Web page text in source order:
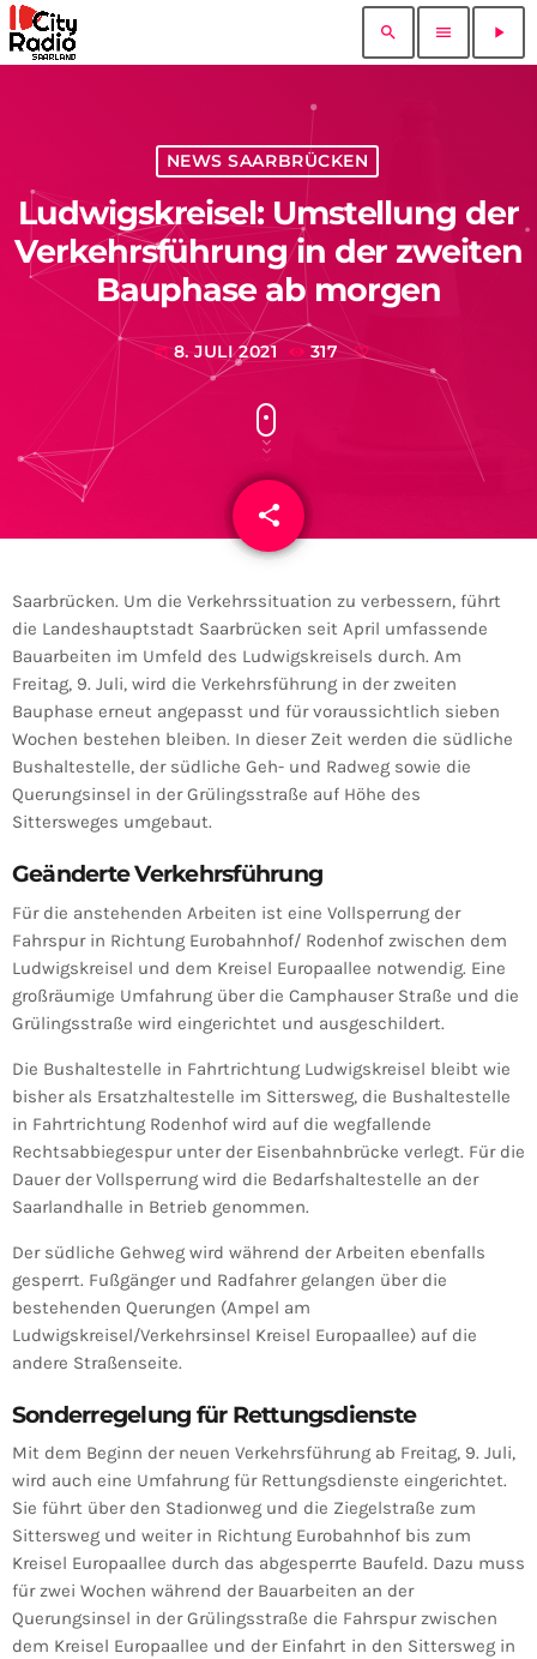
search menu play_arrow
NEWS SAARBRÜCKEN
Ludwigskreisel: Umstellung der
Verkehrsführung in der zweiten
Bauphase ab morgen
today 8. JULI 2021 317
share
email
Saarbrücken. Um die Verkehrssituation zu verbessern, führt
die Landeshauptstadt Saarbrücken seit April umfassende
Bauarbeiten im Umfeld des Ludwigskreisels durch. Am
Freitag, 9. Juli, wird die Verkehrsführung in der zweiten
Bauphase erneut angepasst und für voraussichtlich sieben
Wochen bestehen bleiben. In dieser Zeit werden die südliche
Bushaltestelle, der südliche Geh- und Radweg sowie die
Querungsinsel in der Grülingsstraße auf Höhe des
Sittersweges umgebaut.
Geänderte Verkehrsführung
Für die anstehenden Arbeiten ist eine Vollsperrung der
Fahrspur in Richtung Eurobahnhof/ Rodenhof zwischen dem
Ludwigskreisel und dem Kreisel Europaallee notwendig. Eine
großräumige Umfahrung über die Camphauser Straße und die
Grülingsstraße wird eingerichtet und ausgeschildert.
Die Bushaltestelle in Fahrtrichtung Ludwigskreisel bleibt wie
bisher als Ersatzhaltestelle im Sittersweg, die Bushaltestelle
in Fahrtrichtung Rodenhof wird auf die wegfallende
Rechtsabbiegespur unter der Eisenbahnbrücke verlegt. Für die
Dauer der Vollsperrung wird die Bedarfshaltestelle an der
Saarlandhalle in Betrieb genommen.
Der südliche Gehweg wird während der Arbeiten ebenfalls
gesperrt. Fußgänger und Radfahrer gelangen über die
bestehenden Querungen (Ampel am
Ludwigskreisel/Verkehrsinsel Kreisel Europaallee) auf die
andere Straßenseite.
Sonderregelung für Rettungsdienste
Mit dem Beginn der neuen Verkehrsführung ab Freitag, 9. Juli,
wird auch eine Umfahrung für Rettungsdienste eingerichtet.
Sie führt über den Stadionweg und die Ziegelstraße zum
Sittersweg und weiter in Richtung Eurobahnhof bis zum
Kreisel Europaallee durch das abgesperrte Baufeld. Dazu muss
für zwei Wochen während der Bauarbeiten an der
Querungsinsel in der Grülingsstraße die Fahrspur zwischen
dem Kreisel Europaallee und der Einfahrt in den Sittersweg in